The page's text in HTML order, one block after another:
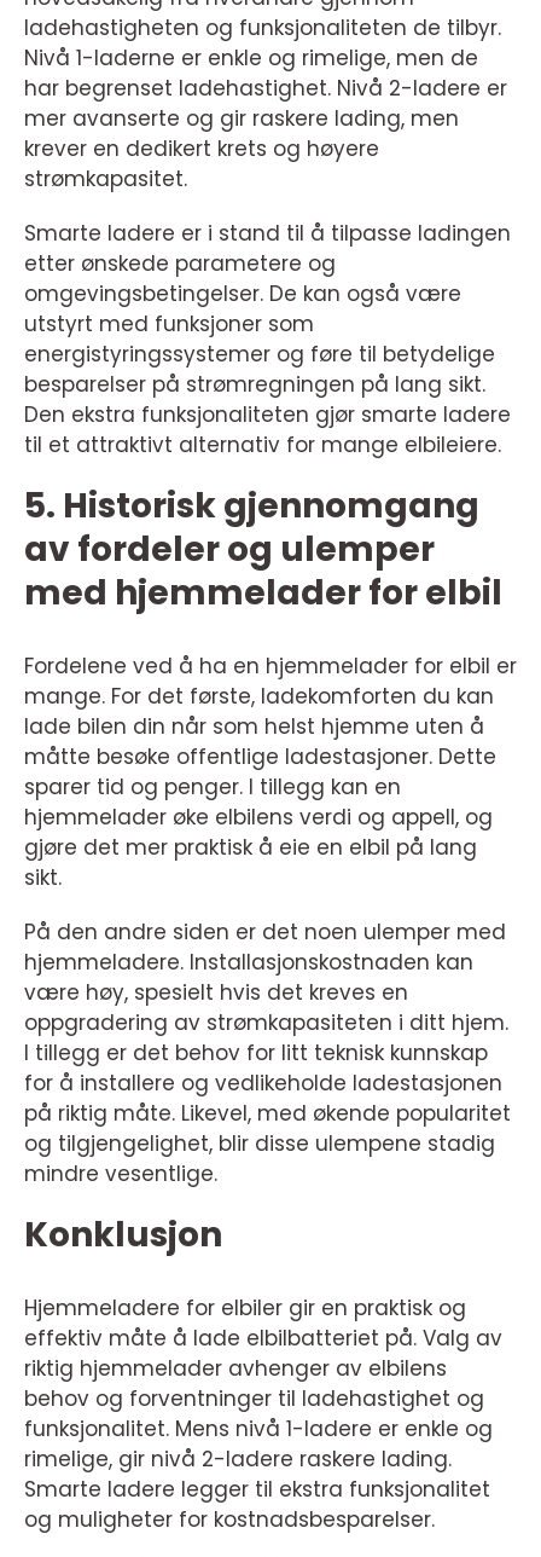
ladehastigheten og funksjonaliteten de tilbyr.
Nivå 1-laderne er enkle og rimelige, men de
har begrenset ladehastighet. Nivå 2-ladere er
mer avanserte og gir raskere lading, men
krever en dedikert krets og høyere
strømkapasitet.
Smarte ladere er i stand til å tilpasse ladingen
etter ønskede parametere og
omgevingsbetingelser. De kan også være
utstyrt med funksjoner som
energistyringssystemer og føre til betydelige
besparelser på strømregningen på lang sikt.
Den ekstra funksjonaliteten gjør smarte ladere
til et attraktivt alternativ for mange elbileiere.
5. Historisk gjennomgang
av fordeler og ulemper
med hjemmelader for elbil
Fordelene ved å ha en hjemmelader for elbil er
mange. For det første, ladekomforten du kan
lade bilen din når som helst hjemme uten å
måtte besøke offentlige ladestasjoner. Dette
sparer tid og penger. I tillegg kan en
hjemmelader øke elbilens verdi og appell, og
gjøre det mer praktisk å eie en elbil på lang
sikt.
På den andre siden er det noen ulemper med
hjemmeladere. Installasjonskostnaden kan
være høy, spesielt hvis det kreves en
oppgradering av strømkapasiteten i ditt hjem.
I tillegg er det behov for litt teknisk kunnskap
for å installere og vedlikeholde ladestasjonen
på riktig måte. Likevel, med økende popularitet
og tilgjengelighet, blir disse ulempene stadig
mindre vesentlige.
Konklusjon
Hjemmeladere for elbiler gir en praktisk og
effektiv måte å lade elbilbatteriet på. Valg av
riktig hjemmelader avhenger av elbilens
behov og forventninger til ladehastighet og
funksjonalitet. Mens nivå 1-ladere er enkle og
rimelige, gir nivå 2-ladere raskere lading.
Smarte ladere legger til ekstra funksjonalitet
og muligheter for kostnadsbesparelser.